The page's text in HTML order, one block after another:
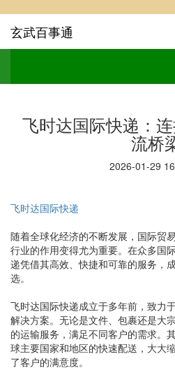
玄武百事通
飞时达国际快递：
流桥
2026-01-29
飞时达国际快递
随着全球化经济的不断发展，国际贸
行业的作用变得尤为重要。在众多国
递凭借其高效、快捷和可靠的服务，
选。
飞时达国际快递成立于多年前，致力
解决方案。无论是文件、包裹还是大
的运输服务，满足不同客户的需求。
球主要国家和地区的快速配送，大大
了客户的满意度。